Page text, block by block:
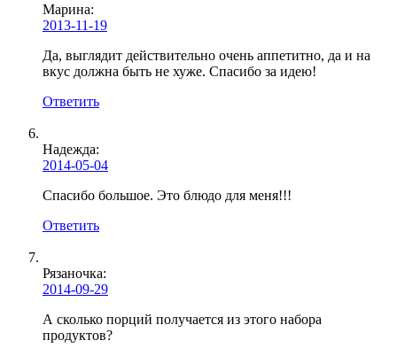
Марина:
2013-11-19
Да, выглядит действительно очень аппетитно, да и на
вкус должна быть не хуже. Спасибо за идею!
Ответить
Надежда:
2014-05-04
Спасибо большое. Это блюдо для меня!!!
Ответить
Рязаночка:
2014-09-29
А сколько порций получается из этого набора
продуктов?